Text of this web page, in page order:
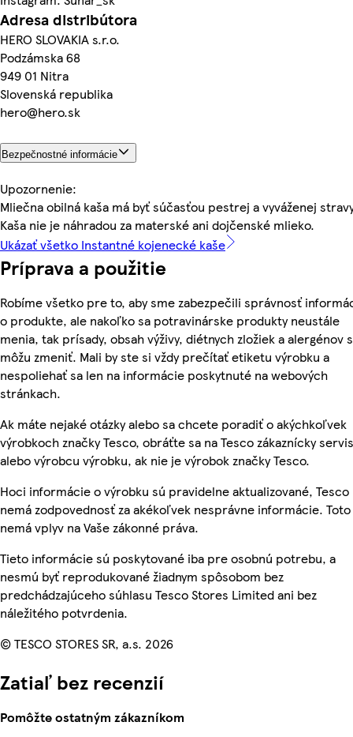
Adresa distribútora
HERO SLOVAKIA s.r.o.
Podzámska 68
949 01 Nitra
Slovenská republika
hero@hero.sk
Bezpečnostné informácie
Upozornenie:
Mliečna obilná kaša má byť súčasťou pestrej a vyváženej
Kaša nie je náhradou za materské ani dojčenské mlieko.
Ukázať všetko Instantné kojenecké kaše
Príprava a použitie
Robíme všetko pre to, aby sme zabezpečili správnosť
o produkte, ale nakoľko sa potravinárske produkty neustále
menia, tak prísady, obsah výživy, diétnych zložiek a alergénov
môžu zmeniť. Mali by ste si vždy prečítať etiketu výrobku a
nespoliehať sa len na informácie poskytnuté na webových
stránkach.
Ak máte nejaké otázky alebo sa chcete poradiť o akýchkoľvek
výrobkoch značky Tesco, obráťte sa na Tesco zákaznícky
alebo výrobcu výrobku, ak nie je výrobok značky Tesco.
Hoci informácie o výrobku sú pravidelne aktualizované, Tesco
nemá zodpovednosť za akékoľvek nesprávne informácie. Toto
nemá vplyv na Vaše zákonné práva.
Tieto informácie sú poskytované iba pre osobnú potrebu, a
nesmú byť reprodukované žiadnym spôsobom bez
predchádzajúceho súhlasu Tesco Stores Limited ani bez
náležitého potvrdenia.
© TESCO STORES SR, a.s. 2026
Zatiaľ bez recenzií
Pomôžte ostatným zákazníkom